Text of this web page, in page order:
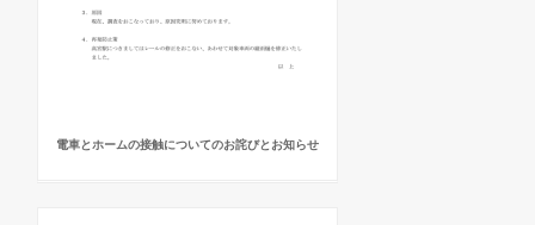
電車とホームの接触についてのお詫びとお知らせ